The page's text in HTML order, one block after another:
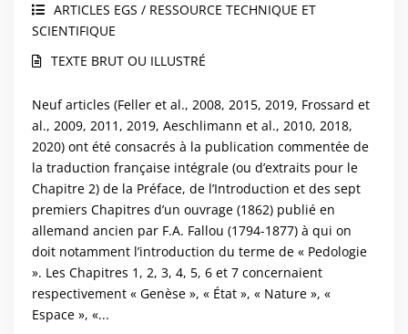
ARTICLES EGS / RESSOURCE TECHNIQUE ET
SCIENTIFIQUE
TEXTE BRUT OU ILLUSTRÉ
Neuf articles (Feller et al., 2008, 2015, 2019, Frossard et
al., 2009, 2011, 2019, Aeschlimann et al., 2010, 2018,
2020) ont été consacrés à la publication commentée de
la traduction française intégrale (ou d’extraits pour le
Chapitre 2) de la Préface, de l’Introduction et des sept
premiers Chapitres d’un ouvrage (1862) publié en
allemand ancien par F.A. Fallou (1794-1877) à qui on
doit notamment l’introduction du terme de « Pedologie
». Les Chapitres 1, 2, 3, 4, 5, 6 et 7 concernaient
respectivement « Genèse », « État », « Nature », «
Espace », «...